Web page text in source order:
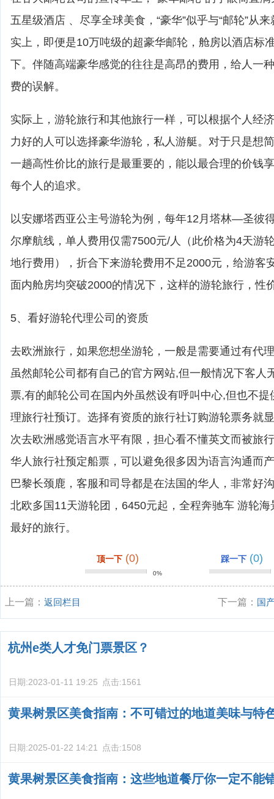
五星级酒店 、尽享全球美食，“豪华”似乎与“邮轮”从
实上，即便是10万吨级的超豪华邮轮，舱房以酒店标
下。伴随高端豪华感觉的往往是高昂的费用，给人一
费的误解。
实际上，游轮旅行和其他旅行一样，可以根据个人经
力好的人可以选择豪华游轮，私人游艇。对于只是想
一趟高性价比的旅行是最重要的，能以最合理的价钱
每个人的追求。
以安娜塔西亚公主号游轮为例，每年12月塔林—圣
尔摩航线，单人费用仅需7500元/人（此价格为4天游
地行费用），折合下来游轮费用不足2000元，给游客
面内舱房均突破2000的情况下，这样的游轮旅行，性
5、看好游轮代理公司的资质
去欧洲旅行，如果您想坐游轮，一般是需要通过有代
虽然邮轮公司都有自己的官方网站,但一般情况下客人
票,有的邮轮公司在国内外虽然设有呼叫中心,但也不
理旅行社预订。选择有资质的旅行社订购游轮票务就
次去欧洲感觉语言水平有限，担心看不懂英文而被旅
华人旅行社预定船票，可以避免很多因为语言沟通而
巴黎长颈鹿，客服和司导都是在法国的华人，非常好
北欧多国11天游轮团，6450元起，全程奔驰车 游轮
最好的旅行。
顶一下 (0)
0%
踩一下 (0)
上一篇： 返回栏目 下一篇： 国
轮旅游路线？
杭州e类人才免门票景区？
日期:2023-01-11 19:25 点击:1561
黄果树景区美食指南：不可错过的地道美味与特
日期:2025-01-22 14:21 点击:1508
黄果树景区美食指南：这些地道餐厅你一定不能